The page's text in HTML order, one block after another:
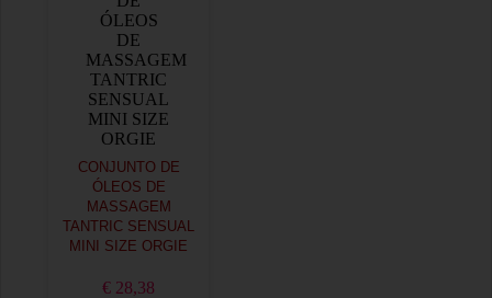
CONJUNTO DE
ÓLEOS DE
MASSAGEM
TANTRIC SENSUAL
MINI SIZE ORGIE
€ 28,38